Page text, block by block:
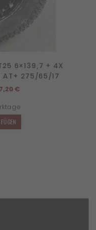
6×139,7 + 4X
AT+ 275/65/17
€
€Aktueller
ist: